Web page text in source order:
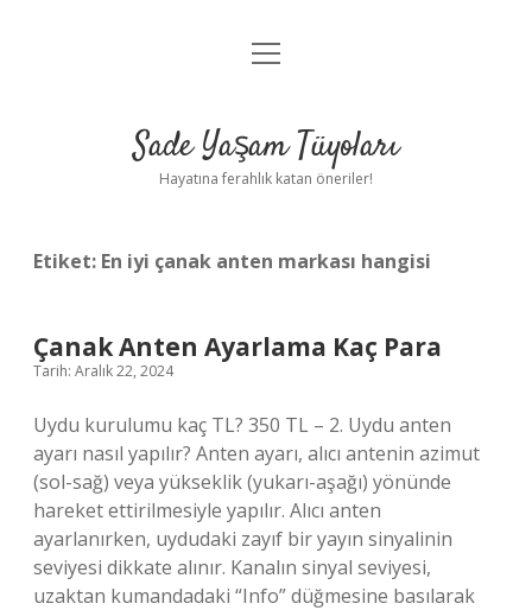
Anasayfa
Yasal Uyarı
menüyü
Sade Yaşam Tüyoları
Hayatına ferahlık katan öneriler!
Etiket: En iyi çanak anten markası hangisi
Çanak Anten Ayarlama Kaç Para
Tarih: Aralık 22, 2024
Uydu kurulumu kaç TL? 350 TL – 2. Uydu anten
ayarı nasıl yapılır? Anten ayarı, alıcı antenin azimut
(sol-sağ) veya yükseklik (yukarı-aşağı) yönünde
hareket ettirilmesiyle yapılır. Alıcı anten
ayarlanırken, uydudaki zayıf bir yayın sinyalinin
seviyesi dikkate alınır. Kanalın sinyal seviyesi,
uzaktan kumandadaki “Info” düğmesine basılarak